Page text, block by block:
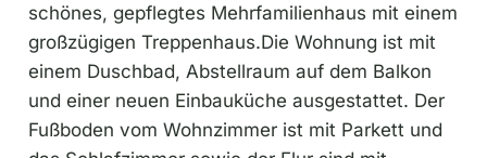
schönes, gepflegtes Mehrfamilienhaus mit einem
großzügigen Treppenhaus.Die Wohnung ist mit
einem Duschbad, Abstellraum auf dem Balkon
und einer neuen Einbauküche ausgestattet. Der
Fußboden vom Wohnzimmer ist mit Parkett und